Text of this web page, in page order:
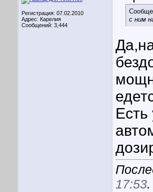
Регистрация: 07.02.2010
Адрес: Карелия
Сообщений: 3,444
с ним
17:53.